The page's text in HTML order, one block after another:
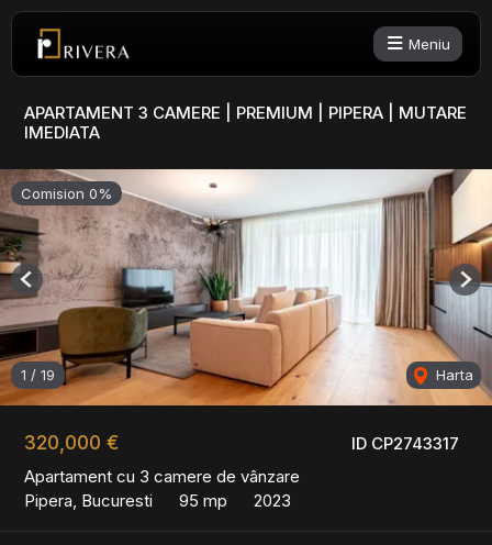
Meniu
APARTAMENT 3 CAMERE | PREMIUM | PIPERA | MUTARE
IMEDIATA
ID CP2743317
320,000 €
Apartament cu 3 camere de vânzare
Pipera, Bucuresti
95 mp 2023
Comision 0%
1 / 19 Harta
Previous